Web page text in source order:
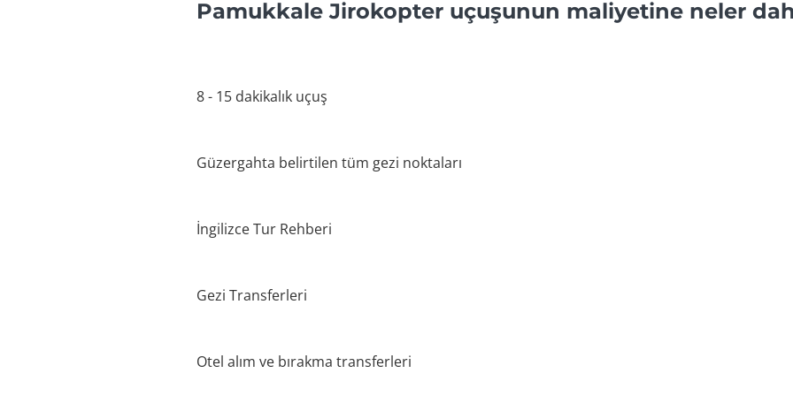
Pamukkale Jirokopter uçuşunun maliyetine neler
8 - 15 dakikalık uçuş
Güzergahta belirtilen tüm gezi noktaları
İngilizce Tur Rehberi
Gezi Transferleri
Otel alım ve bırakma transferleri